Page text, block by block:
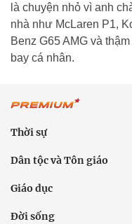
là chuyện nhỏ vì anh
nhà như McLaren P1,
Benz G65 AMG và
bay cá nhân.
Thời sự
Dân tộc và Tôn giáo
Giáo dục
Đời sống